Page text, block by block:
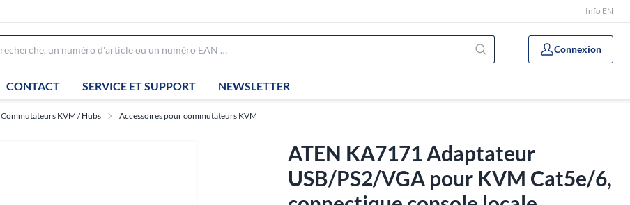
Info EN
Connexion
CONTACT SERVICE ET SUPPORT NEWSLETTER
Commutateurs KVM / Hubs Accessoires pour commutateurs KVM
ATEN KA7171 Adaptateur
USB/PS2/VGA pour KVM Cat5e/6,